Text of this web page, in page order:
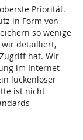
Priorität.
in Form von
so wenige
wir detailliert,
hat. Wir
im Internet
lückenloser
ist nicht